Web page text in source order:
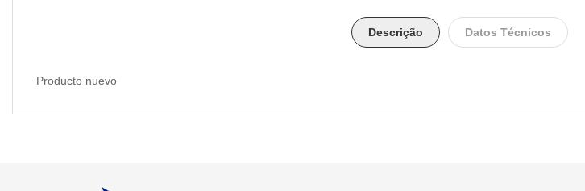
Descrição Datos Técnicos
Producto nuevo